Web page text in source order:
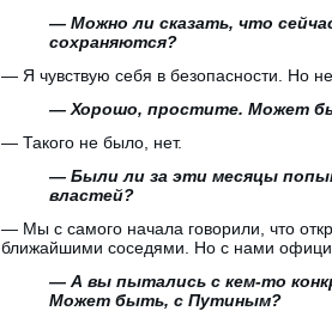
— Можно ли сказать, что
сохраняются?
— Я чувствую себя в безопасности. Но не
— Хорошо, простите. Может
— Такого не было, нет.
— Были ли за эти месяцы
властей?
— Мы с самого начала говорили, что
ближайшими соседями. Но с нами
— А вы пытались с кем-то
Может быть, с Путиным?